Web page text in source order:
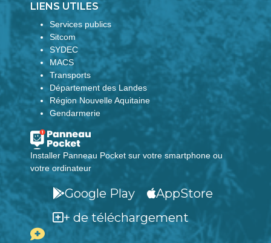
LIENS UTILES
Services publics
Sitcom
SYDEC
MACS
Transports
Département des Landes
Région Nouvelle Aquitaine
Gendarmerie
Installer Panneau Pocket sur votre smartphone ou
votre ordinateur
Google Play
AppStore
+ de téléchargement